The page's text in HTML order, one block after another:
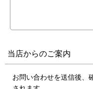
当店からのご案内
お問い合わせを送信後、